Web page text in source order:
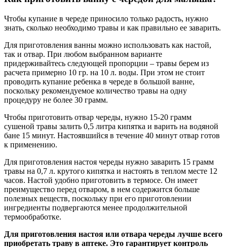
Чтобы купание в череде приносило только радость, нужно
знать, сколько необходимо травы и как правильно ее заварить.
Для приготовления ванны можно использовать как настой,
так и отвар. При любом выбранном варианте
придерживайтесь следующей пропорции – травы берем из
расчета примерно 10 гр. на 10 л. воды. При этом не стоит
проводить купание ребенка в череде в большой ванне,
поскольку рекомендуемое количество травы на одну
процедуру не более 30 грамм.
Чтобы приготовить отвар череды, нужно 15-20 грамм
сушеной травы залить 0,5 литра кипятка и варить на водяной
бане 15 минут. Настоявшийся в течение 40 минут отвар готов
к применению.
Для приготовления настоя череды нужно заварить 15 грамм
травы на 0,7 л. крутого кипятка и настоять в теплом месте 12
часов. Настой удобно приготовить в термосе. Он имеет
преимущество перед отваром, в нем содержится больше
полезных веществ, поскольку при его приготовлении
ингредиенты подвергаются менее продолжительной
термообработке.
Для приготовления настоя или отвара череды лучше всего
приобретать траву в аптеке. Это гарантирует контроль